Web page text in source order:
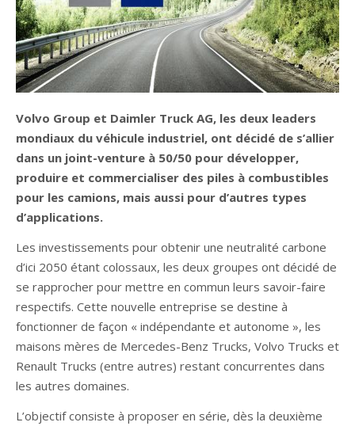
Volvo Group et Daimler Truck AG, les deux leaders
mondiaux du véhicule industriel, ont décidé de s’allier
dans un joint-venture à 50/50 pour développer,
produire et commercialiser des piles à combustibles
pour les camions, mais aussi pour d’autres types
d’applications.
Les investissements pour obtenir une neutralité carbone
d’ici 2050 étant colossaux, les deux groupes ont décidé de
se rapprocher pour mettre en commun leurs savoir-faire
respectifs. Cette nouvelle entreprise se destine à
fonctionner de façon « indépendante et autonome », les
maisons mères de Mercedes-Benz Trucks, Volvo Trucks et
Renault Trucks (entre autres) restant concurrentes dans
les autres domaines.
L’objectif consiste à proposer en série, dès la deuxième